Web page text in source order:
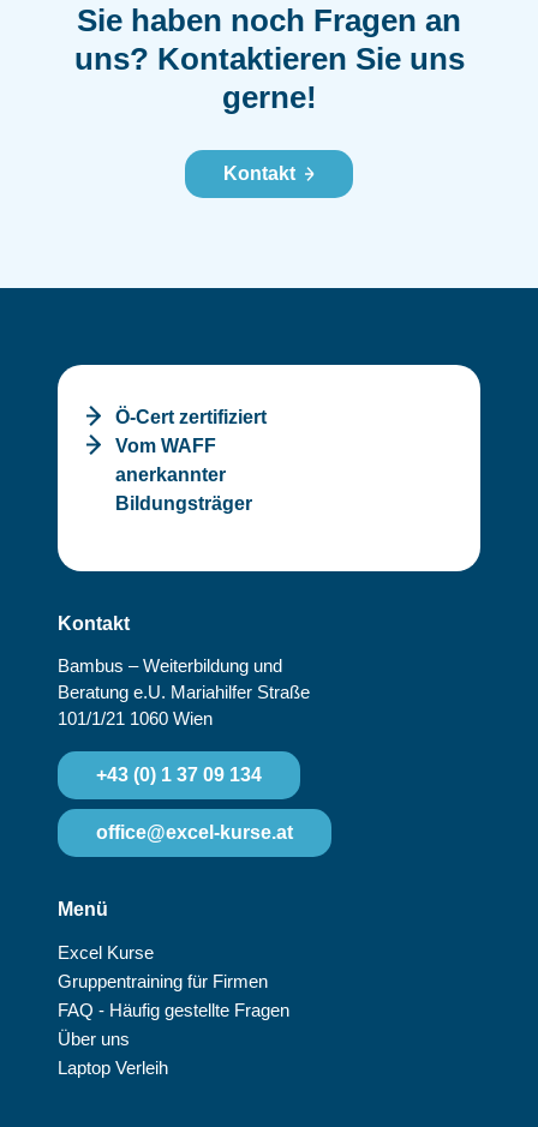
Sie haben noch Fragen an
uns? Kontaktieren Sie uns
gerne!
Kontakt
Ö-Cert zertifiziert
Vom WAFF
anerkannter
Bildungsträger
Kontakt
Bambus – Weiterbildung und
Beratung e.U. Mariahilfer Straße
101/1/21 1060 Wien
+43 (0) 1 37 09 134
office@excel-kurse.at
Menü
Excel Kurse
Gruppentraining für Firmen
FAQ - Häufig gestellte Fragen
Über uns
Laptop Verleih